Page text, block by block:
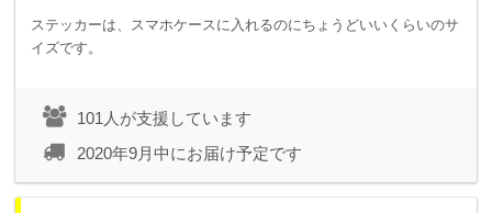
ステッカーは、スマホケースに入れるのにちょうどいいくらいのサ
イズです。
101人が支援しています
2020年9月中にお届け予定です